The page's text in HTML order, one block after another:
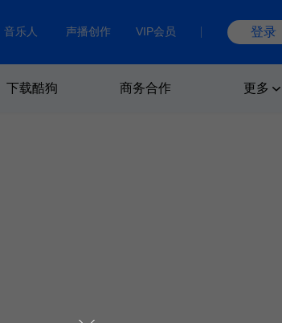
音乐人 声播创作 VIP会员 登录
下载酷狗 商务合作 更多